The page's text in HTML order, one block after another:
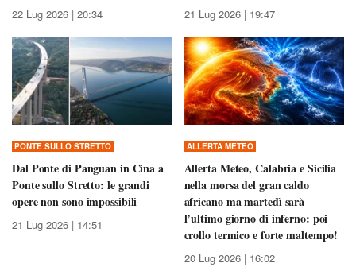
22 Lug 2026 | 20:34 21 Lug 2026 | 19:47
PONTE SULLO STRETTO
Dal Ponte di Panguan in Cina a
Ponte sullo Stretto: le grandi
opere non sono impossibili
21 Lug 2026 | 14:51
ALLERTA METEO
Allerta Meteo, Calabria e Sicilia
nella morsa del gran caldo
africano ma martedì sarà
l’ultimo giorno di inferno: poi
crollo termico e forte maltempo!
20 Lug 2026 | 16:02